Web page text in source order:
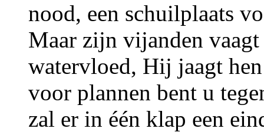
nood, een schuilplaats
Maar zijn vijanden
watervloed, Hij jaagt
voor plannen bent u
zal er in één klap een